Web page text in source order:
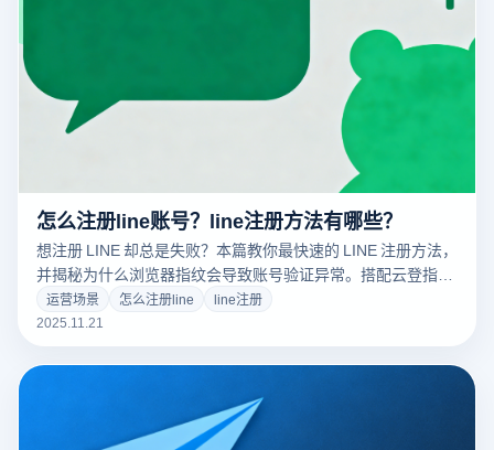
怎么注册line账号？line注册方法有哪些？
想注册 LINE 却总是失败？本篇教你最快速的 LINE 注册方法，
并揭秘为什么浏览器指纹会导致账号验证异常。搭配云登指纹
浏览器，让 LINE 注册更稳定、不被关联，多账号运营更加安
全！
运营场景 怎么注册line
line注册
2025.11.21